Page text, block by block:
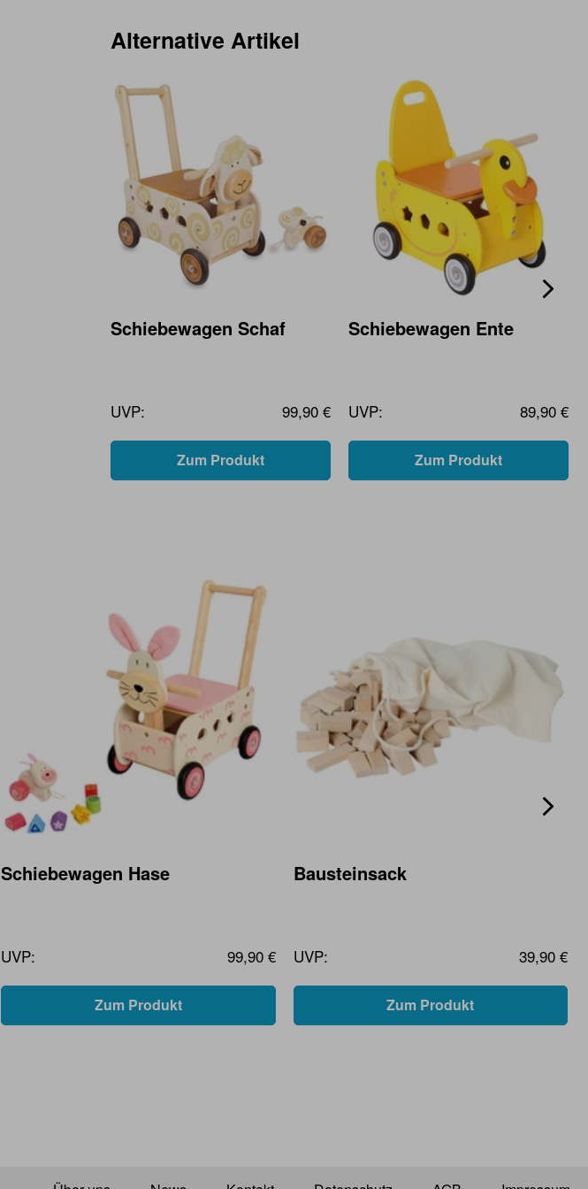
Alternative Artikel
Schiebewagen Schaf
UVP: 99,90 €
Zum Produkt
Schiebewagen Ente
UVP: 89,90 €
Zum Produkt
Schiebewagen Hase
UVP: 99,90 €
Zum Produkt
Bausteinsack
UVP: 39,90 €
Zum Produkt